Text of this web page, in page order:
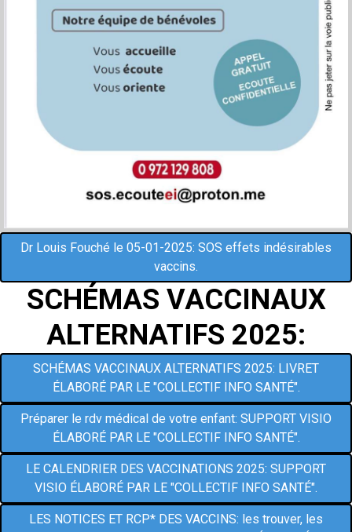
Dr Louis Fouché le 05-01-2025: SOS effets indésirables
vaccins.
SCHÉMAS VACCINAUX
ALTERNATIFS 2025:
SCHÉMAS VACCINAUX ALTERNATIFS 2025: LIVRET
ÉLABORÉ PAR LE "COLLECTIF INFO SANTÉ".
Préparer le rdv médical de votre enfant: SUPPORT VISIO
ÉLABORÉ PAR LE "COLLECTIF INFO SANTÉ".
LE CALENDRIER DES VACCINATIONS 2025: SUPPORT
VISIO ÉLABORÉ PAR LE "COLLECTIF INFO SANTÉ".
LES NOTICES ET RCP* DES VACCINS: les trouver, les